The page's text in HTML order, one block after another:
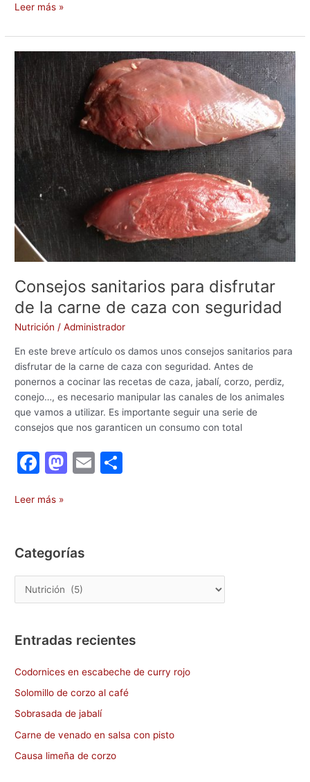
c
e
b
o
o
k
o
d
o
n
l
p
ar
tir
Leer más »
Consejos sanitarios para disfrutar
de la carne de caza con seguridad
Nutrición /Administrador
En este breve artículo os damos unos consejos sanitarios para
disfrutar de la carne de caza con seguridad. Antes de
ponernos a cocinar las recetas de caza, jabalí, corzo, perdiz,
conejo…, es necesario manipular las canales de los animales
que vamos a utilizar. Es importante seguir una serie de
consejos que nos garanticen un consumo con total
F
c
b
o
o
M
d
o
n
E
tir
Consejos
sanitarios
para
disfrutar
de
la
carne
de
caza
seguridad
Leer más »
Categorías
Entradas recientes
Codornices en escabeche de curry rojo
Solomillo de corzo al café
Sobrasada de jabalí
Carne de venado en salsa con pisto
Causa limeña de corzo